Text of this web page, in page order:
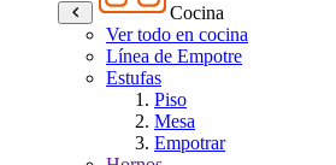
Cocina
Ver todo en cocina
Línea de Empotre
Estufas
Piso
Mesa
Empotrar